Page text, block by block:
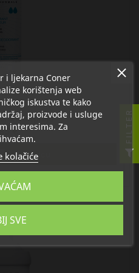
u spreju
€
U košaricu
i ljekarna Coner
korištenja web
iskustva te kako
proizvode i usluge
interesima. Za
kolačiće
SVE
FILTER